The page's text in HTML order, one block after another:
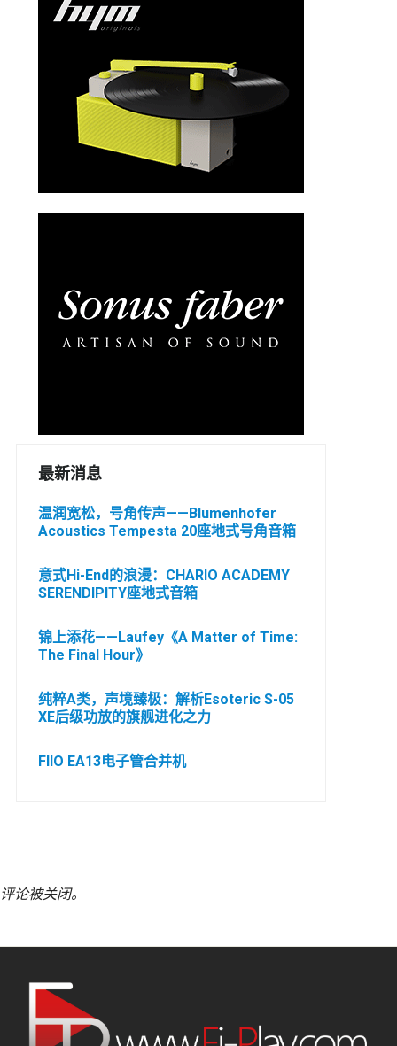
最新消息
温润宽松，号角传声——Blumenhofer
Acoustics Tempesta 20座地式号角音箱
意式Hi-End的浪漫：CHARIO ACADEMY
SERENDIPITY座地式音箱
锦上添花——Laufey《A Matter of Time:
The Final Hour》
纯粹A类，声境臻极：解析Esoteric S-05
XE后级功放的旗舰进化之力
FIIO EA13电子管合并机
评论被关闭。